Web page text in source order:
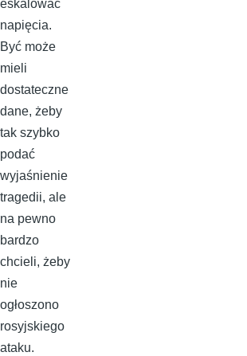
eskalować
napięcia.
Być może
mieli
dostateczne
dane, żeby
tak szybko
podać
wyjaśnienie
tragedii, ale
na pewno
bardzo
chcieli, żeby
nie
ogłoszono
rosyjskiego
ataku.